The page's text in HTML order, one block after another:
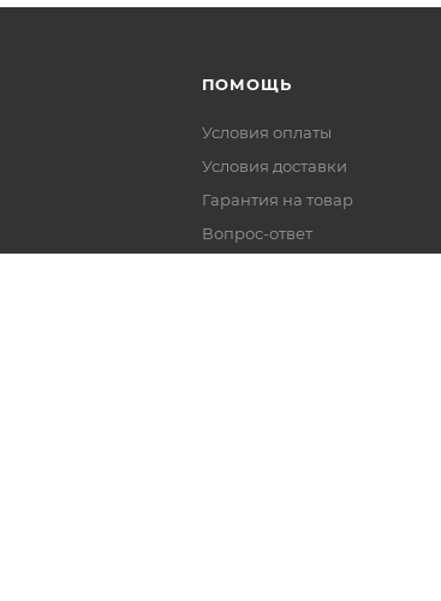
ПОМОЩЬ
Условия оплаты
Условия доставки
Гарантия на товар
Вопрос-ответ